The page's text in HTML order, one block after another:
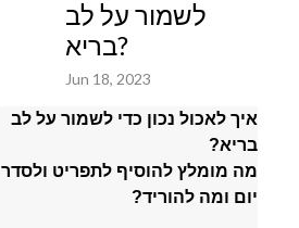
לשמור על לב
בריא?
Jun 18, 2023
איך לאכול נכון כדי לשמור על לב
בריא?
מה מומלץ להוסיף לתפריט ולסדר
יום ומה להוריד?